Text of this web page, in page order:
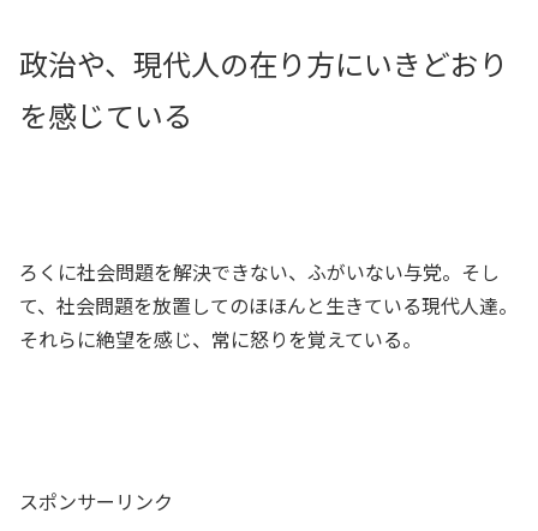
政治や、現代人の在り方にいきどおり
を感じている
ろくに社会問題を解決できない、ふがいない与党。そし
て、社会問題を放置してのほほんと生きている現代人達。
それらに絶望を感じ、常に怒りを覚えている。
スポンサーリンク